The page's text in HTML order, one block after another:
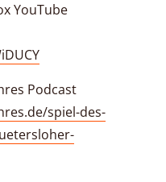
YouTube
Podcast
spiel-des-